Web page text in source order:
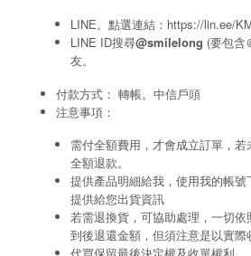
LINE。點選連結： https://lin.ee/
LINE ID搜尋@smilelong (要包含
友。
付款方式： 轉帳。中信戶頭
注意事項：
需付全額費用，才會成立訂單，若
全額退款。
提供產品明細給我，使用我的帳
提供給您出貨資訊
若需退換貨，可協助處理，一切依
到後退還金額，但須注意是以實際